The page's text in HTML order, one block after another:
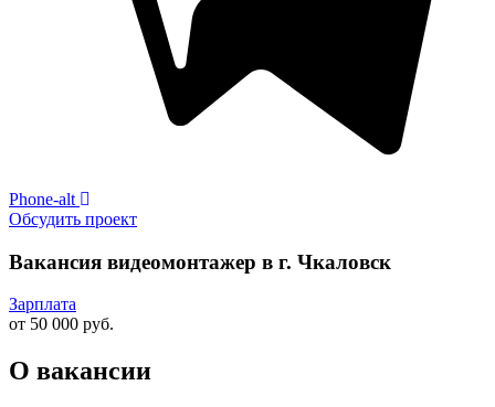
Phone-alt
Обсудить проект
Вакансия видеомонтажер в г. Чкаловск
Зарплата
от 50 000 руб.
О вакансии